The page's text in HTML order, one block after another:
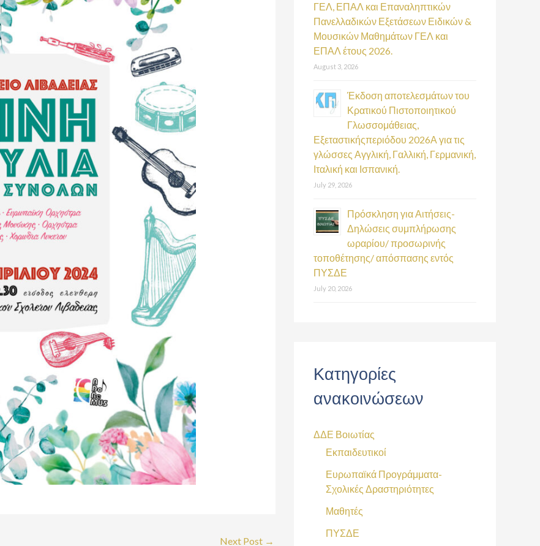
Next Post →
ΓΕΛ, ΕΠΑΛ και Επαναληπτικών
Πανελλαδικών Εξετάσεων Ειδικών &
Μουσικών Μαθημάτων ΓΕΛ και
ΕΠΑΛ έτους 2026.
August 3, 2026
Έκδοση αποτελεσμάτων του
Κρατικού Πιστοποιητικού
Γλωσσομάθειας,
Εξεταστικήςπεριόδου 2026Α για τις
γλώσσες Αγγλική, Γαλλική, Γερμανική,
Ιταλική και Ισπανική.
July 29, 2026
Πρόσκληση για Αιτήσεις-
Δηλώσεις συμπλήρωσης
ωραρίου/ προσωρινής
τοποθέτησης/ απόσπασης εντός
ΠΥΣΔΕ
July 20, 2026
Κατηγορίες
ανακοινώσεων
ΔΔΕ Βοιωτίας
Εκπαιδευτικοί
Ευρωπαϊκά Προγράμματα-
Σχολικές Δραστηριότητες
Μαθητές
ΠΥΣΔΕ